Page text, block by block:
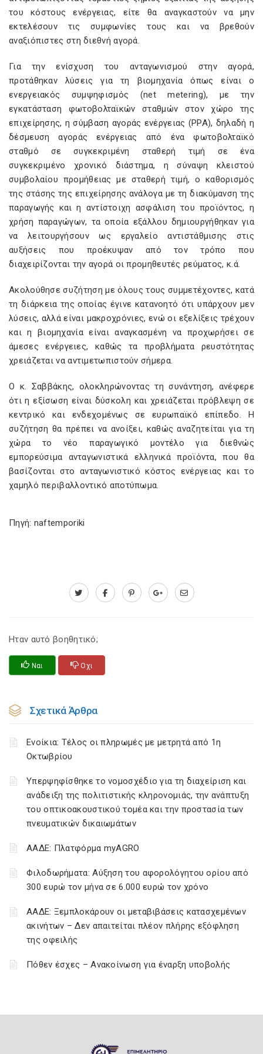
του κόστους ενέργειας, είτε θα αναγκαστούν να μην
εκτελέσουν τις συμφωνίες τους και να βρεθούν
αναξιόπιστες στη διεθνή αγορά.
Για την ενίσχυση του ανταγωνισμού στην αγορά,
προτάθηκαν λύσεις για τη βιομηχανία όπως είναι ο
ενεργειακός συμψηφισμός (net metering), με την
εγκατάσταση φωτοβολταϊκών σταθμών στον χώρο της
επιχείρησης, η σύμβαση αγοράς ενέργειας (ΡΡΑ), δηλαδή η
δέσμευση αγοράς ενέργειας από ένα φωτοβολταϊκό
σταθμό σε συγκεκριμένη σταθερή τιμή σε ένα
συγκεκριμένο χρονικό διάστημα, η σύναψη κλειστού
συμβολαίου προμήθειας με σταθερή τιμή, ο καθορισμός
της στάσης της επιχείρησης ανάλογα με τη διακύμανση της
παραγωγής και η αντίστοιχη ασφάλιση του προϊόντος, η
χρήση παραγώγων, τα οποία εξάλλου δημιουργήθηκαν για
να λειτουργήσουν ως εργαλείο αντιστάθμισης στις
αυξήσεις που προέκυψαν από τον τρόπο που
διαχειρίζονται την αγορά οι προμηθευτές ρεύματος, κ.ά.
Ακολούθησε συζήτηση με όλους τους συμμετέχοντες, κατά
τη διάρκεια της οποίας έγινε κατανοητό ότι υπάρχουν μεν
λύσεις, αλλά είναι μακροχρόνιες, ενώ οι εξελίξεις τρέχουν
και η βιομηχανία είναι αναγκασμένη να προχωρήσει σε
άμεσες ενέργειες, καθώς τα προβλήματα ρευστότητας
χρειάζεται να αντιμετωπιστούν σήμερα.
Ο κ. Σαββάκης, ολοκληρώνοντας τη συνάντηση, ανέφερε
ότι η εξίσωση είναι δύσκολη και χρειάζεται πρόβλεψη σε
κεντρικό και ενδεχομένως σε ευρωπαϊκό επίπεδο. Η
συζήτηση θα πρέπει να ανοίξει, καθώς αναζητείται για τη
χώρα το νέο παραγωγικό μοντέλο για διεθνώς
εμπορεύσιμα ανταγωνιστικά ελληνικά προϊόντα, που θα
βασίζονται στο ανταγωνιστικό κόστος ενέργειας και το
χαμηλό περιβαλλοντικό αποτύπωμα.
Πηγή: naftemporiki
Ηταν αυτό βοηθητικό;
Ναι Οχι
Σχετικά Άρθρα
Ενοίκια: Τέλος οι πληρωμές με μετρητά από 1η
Οκτωβρίου
Υπερψηφίσθηκε το νομοσχέδιο για τη διαχείριση και
ανάδειξη της πολιτιστικής κληρονομιάς, την ανάπτυξη
του οπτικοακουστικού τομέα και την προστασία των
πνευματικών δικαιωμάτων
ΑΑΔΕ: Πλατφόρμα myAGRO
Φιλοδωρήματα: Αύξηση του αφορολόγητου ορίου από
300 ευρώ τον μήνα σε 6.000 ευρώ τον χρόνο
ΑΑΔΕ: Ξεμπλοκάρουν οι μεταβιβάσεις κατασχεμένων
ακινήτων – Δεν απαιτείται πλέον πλήρης εξόφληση
της οφειλής
Πόθεν έσχες – Ανακοίνωση για έναρξη υποβολής